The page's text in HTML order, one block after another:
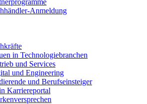
Anmeldung
in Technologiebranchen
und Services
und Engineering
und Berufseinsteiger
Karriereportal